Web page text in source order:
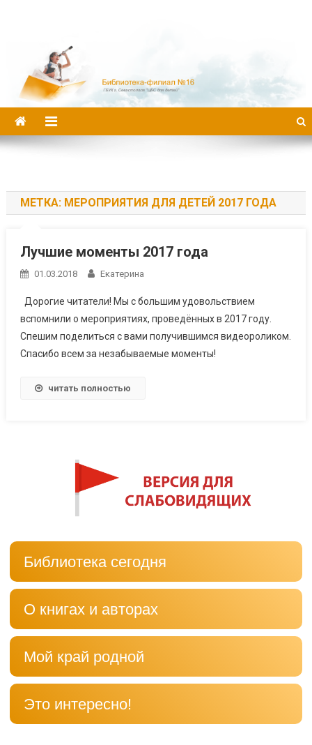
МЕТКА: МЕРОПРИЯТИЯ ДЛЯ ДЕТЕЙ 2017 ГОДА
Лучшие моменты 2017 года
01.03.2018 Екатерина
Дорогие читатели! Мы с большим удовольствием
вспомнили о мероприятиях, проведённых в 2017 году.
Спешим поделиться с вами получившимся видеороликом.
Спасибо всем за незабываемые моменты!
читать полностью
Библиотека сегодня
О книгах и авторах
Мой край родной
Это интересно!